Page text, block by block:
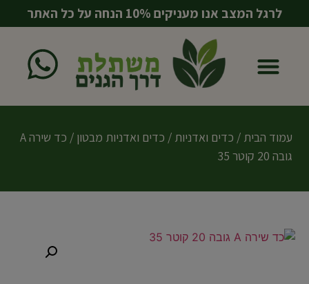
לרגל המצב אנו מעניקים 10% הנחה על כל האתר
עמוד הבית / כדים ואדניות / כדים ואדניות מבטון
/ כד שירה A
גובה 20 קוטר 35